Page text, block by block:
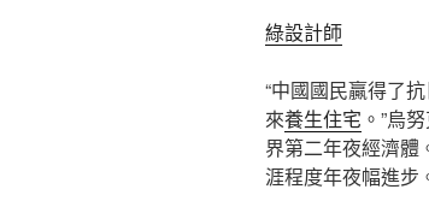
綠設計師
“中國國民贏得了
來養生住宅 。”烏
界第二年夜經濟體
涯程度年夜幅進步